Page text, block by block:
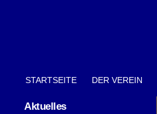
STARTSEITE DER VEREIN
Aktuelles